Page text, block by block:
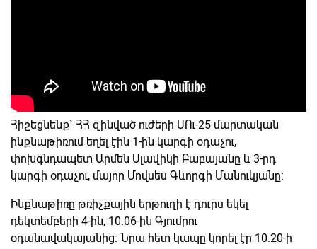
Հիշեցնենք` ՀՀ զինված ուժերի ՍՈւ-25 մարտական
ինքնաթիռում եղել էին 1-ին կարգի օդաչու,
փոխգնդապետ Արմեն Սլավիկի Բաբայանը և 3-րդ
կարգի օդաչու, մայոր Մովսես Գևորգի Մանուկյանը։
Ինքնաթիռը թռիչքային երթուղի է դուրս եկել
դեկտեմբերի 4-ին, 10.06-ին Գյումրու
օդանավակայանից։ Նրա հետ կապը կորել էր 10.20-ի